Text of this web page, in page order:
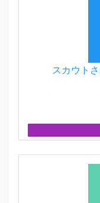
スカウト